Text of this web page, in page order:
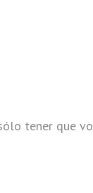
tener que